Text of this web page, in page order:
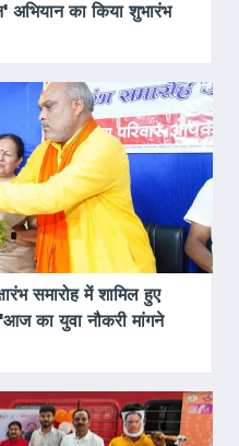
अभियान का किया शुभारंभ
समारोह में शामिल हुए
का युवा नौकरी मांगने